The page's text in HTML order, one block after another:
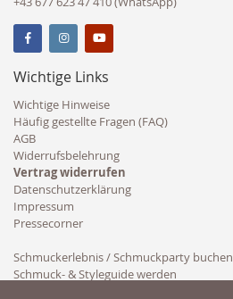
Wichtige Links
Wichtige Hinweise
Häufig gestellte Fragen (FAQ)
AGB
Widerrufsbelehrung
Vertrag widerrufen
Datenschutzerklärung
Impressum
Pressecorner
Schmuckerlebnis / Schmuckparty buchen
Schmuck- & Styleguide werden